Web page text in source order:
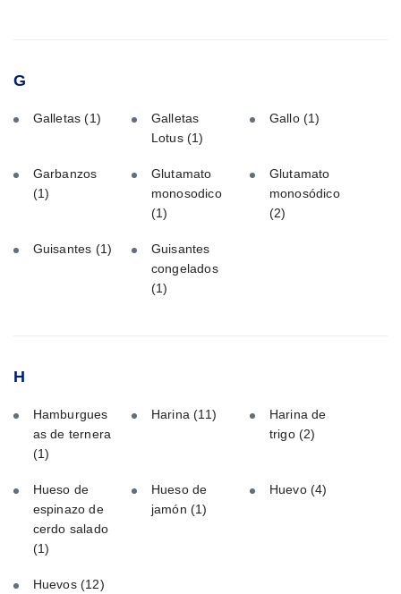
G
Galletas(1)
Galletas
Lotus (1)
Gallo(1)
Garbanzos
(1)
Glutamato
monosodico
(1)
Glutamato
monosódico
(2)
Guisantes (1)
Guisantes
congelados
(1)
H
Hamburgues
as de ternera
(1)
Harina(11)
Harina de
trigo(2)
Hueso de
espinazo de
cerdo salado
(1)
Hueso de
jamón (1)
Huevo(4)
Huevos (12)